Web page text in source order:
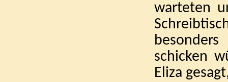
warteten
schicken
Eliza